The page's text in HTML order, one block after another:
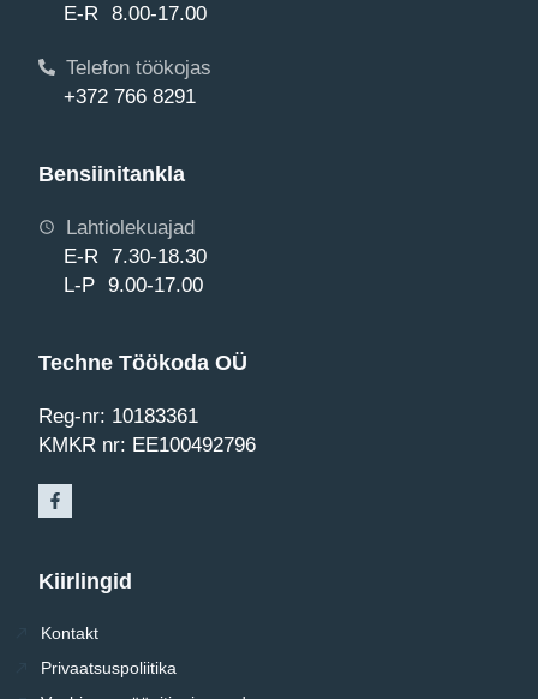
E-R 8.00-17.00
Telefon töökojas
+372 766 8291
Bensiinitankla
Lahtiolekuajad
E-R 7.30-18.30
L-P 9.00-17.00
Techne Töökoda OÜ
Reg-nr: 10183361
KMKR nr: EE100492796
Kiirlingid
Kontakt
Privaatsuspoliitika